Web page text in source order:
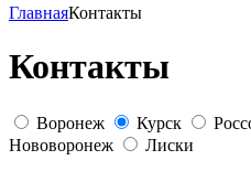
ГлавнаяКонтакты
Контакты
Воронеж Курск
Нововоронеж
Лиски